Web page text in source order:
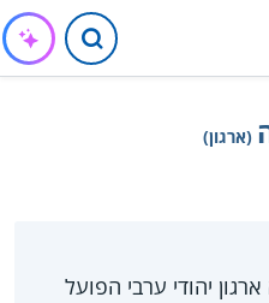
(ארגון)
יהודי ערבי הפועל